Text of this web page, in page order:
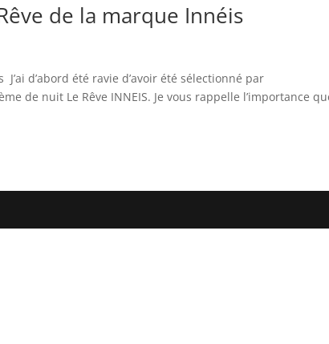
de la marque Innéis
d’abord été ravie d’avoir été sélectionné par
de nuit Le Rêve INNEIS. Je vous rappelle l’importance